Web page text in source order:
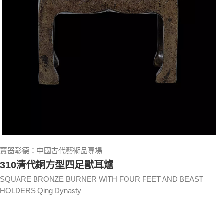
寶器彰德：中國古代藝術品專場
310清代銅方型四足獸耳爐
SQUARE BRONZE BURNER WITH FOUR FEET AND BEAST
HOLDERS Qing Dynasty